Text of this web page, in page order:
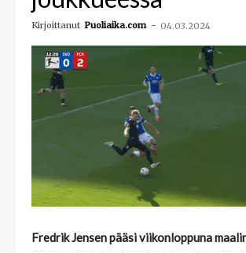
Kirjoittanut Puoliaika.com - 04.03.2024
Fredrik Jensen pääsi viikonloppuna